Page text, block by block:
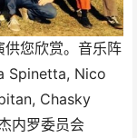
供您欣赏。音乐阵
Spinetta, Nico
Chasky
内罗委员会